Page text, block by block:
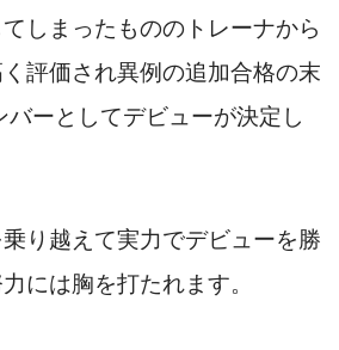
しまったものの トレーナから
評価され異例の追加合格の末
バーとしてデビューが決定し
り越えて実力でデビューを勝
には胸を打たれます。